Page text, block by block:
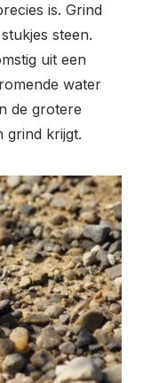
is. Grind
steen.
uit een
water
de grotere
grind krijgt.